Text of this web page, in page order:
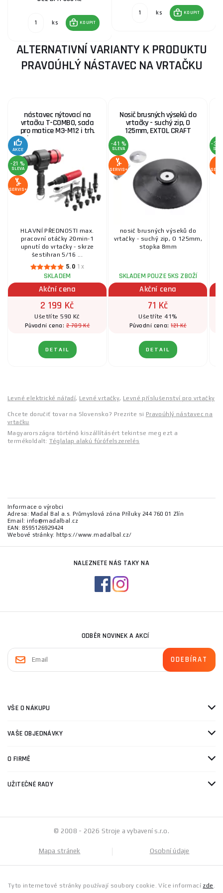
ks KOUPIT
ks KOUPIT
ALTERNATIVNÍ VARIANTY K PRODUKTU
PRAVOÚHLÝ NÁSTAVEC NA VRTAČKU
nástavec nýtovací na
vrtačku T-COMBO, sada
pro matice M3-M12 i trh.
nýty 2,4-6,4mm, CrMoV
AKCE
-21 %
SLEVA
SERVIS+
HLAVNÍ PŘEDNOSTI max.
pracovní otáčky 20min-1
upnutí do vrtačky - skrze
šestihran 5/16 ...
5.0 1x
SKLADEM
Akční cena
2 199 Kč
Ušetříte 590 Kč
Původní cena:2 789 Kč
DETAIL
Nosič brusných výseků do
vrtačky - suchý zip, O
125mm, EXTOL CRAFT
-41 %
SLEVA
SERVIS+
nosič brusných výseků do
vrtačky - suchý zip, O 125mm,
stopka 8mm
SKLADEM POUZE 5KS ZBOŽÍ
Akční cena
71 Kč
Ušetříte 41%
Původní cena:121 Kč
DETAIL
-33
Levné elektrické nářadí, Levné vrtačky, Levné příslušenství pro vrtačky
Chcete doručiť tovar na Slovensko? Prezrite si Pravoúhlý nástavec na
vrtačku
Magyarországra történő kiszállításért tekintse meg ezt a
termékoldalt: Téglalap alakú fúrófelszerelés
Informace o výrobci
Adresa: Madal Bal a.s. Průmyslová zóna Příluky 244 760 01 Zlín
Email: info@madalbal.cz
EAN: 8595126929424
Webové stránky: https://www.madalbal.cz/
NALEZNETE NÁS TAKY NA
ODBĚR NOVINEK A AKCÍ
VŠE O NÁKUPU
VAŠE OBJEDNÁVKY
O FIRMĚ
UŽITEČNÉ RADY
© 2008 - 2026 Stroje a vybavení s.r.o.
Mapa stránek Osobní údaje
Tyto internetové stránky používají soubory cookie. Více informací zde .